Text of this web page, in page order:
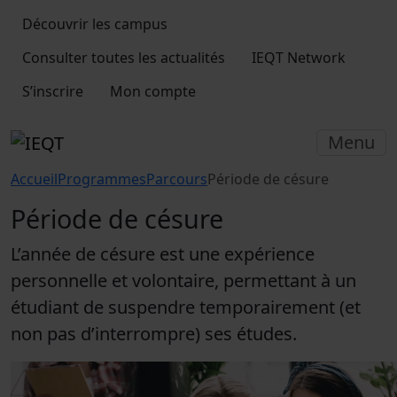
Découvrir les campus
Consulter toutes les actualités
IEQT Network
S’inscrire
Mon compte
Menu
AccueilProgrammesParcoursPériode de césure
Période de césure
L’année de césure est une expérience
personnelle et volontaire, permettant à un
étudiant de suspendre temporairement (et
non pas d’interrompre) ses études.